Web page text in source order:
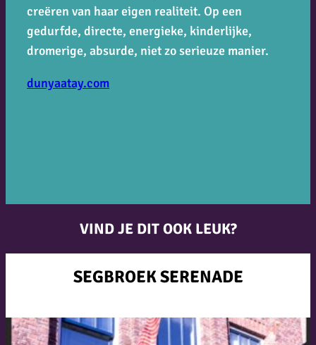
creëren van haar eigen realiteit. Op een
gedurfde, directe, energieke, kinderlijke,
dromerige, absurde, niet zo serieuze manier.
dunyaatay.com
VIND JE DIT OOK LEUK?
SEGBROEK SERENADE